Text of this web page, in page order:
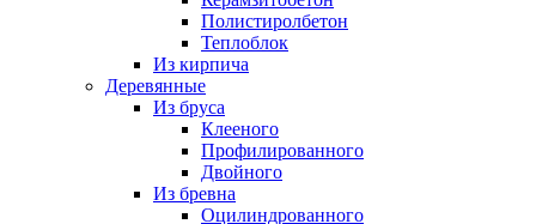
Полистиролбетон
Теплоблок
Из кирпича
Деревянные
Из бруса
Клееного
Профилированного
Двойного
Из бревна
Оцилиндрованного